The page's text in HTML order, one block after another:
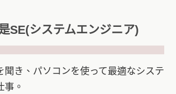
SE(システムエンジニア)
聞き、パソコンを使って最適なシステ
事。